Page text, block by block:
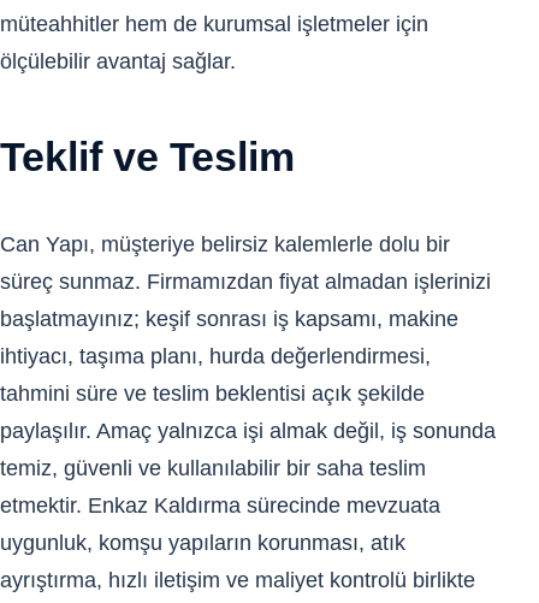
müteahhitler hem de kurumsal işletmeler için
ölçülebilir avantaj sağlar.
Teklif ve Teslim
Can Yapı, müşteriye belirsiz kalemlerle dolu bir
süreç sunmaz. Firmamızdan fiyat almadan işlerinizi
başlatmayınız; keşif sonrası iş kapsamı, makine
ihtiyacı, taşıma planı, hurda değerlendirmesi,
tahmini süre ve teslim beklentisi açık şekilde
paylaşılır. Amaç yalnızca işi almak değil, iş sonunda
temiz, güvenli ve kullanılabilir bir saha teslim
etmektir. Enkaz Kaldırma sürecinde mevzuata
uygunluk, komşu yapıların korunması, atık
ayrıştırma, hızlı iletişim ve maliyet kontrolü birlikte